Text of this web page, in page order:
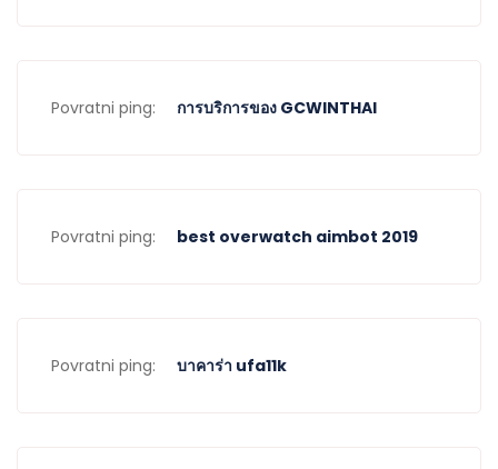
Povratni ping: การบริการของ GCWINTHAI
Povratni ping: best overwatch aimbot 2019
Povratni ping: บาคาร่า ufa11k